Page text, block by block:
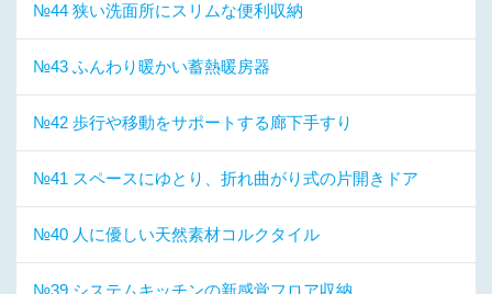
№44 狭い洗面所にスリムな便利収納
№43 ふんわり暖かい蓄熱暖房器
№42 歩行や移動をサポートする廊下手すり
№41 スペースにゆとり、折れ曲がり式の片開きドア
№40 人に優しい天然素材コルクタイル